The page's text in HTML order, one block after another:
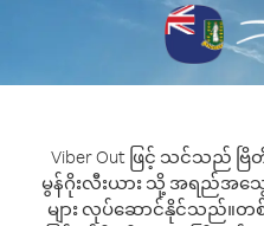
Viber Out ဖြင့် သင်သည် ဗြိ
မွန်ဂိုးလီးယား သို့ အရည်အသွေ
များ လုပ်ဆောင်နိုင်သည်။တစ်